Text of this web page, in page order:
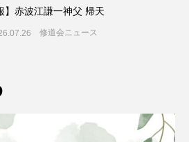
】赤波江謙一神父 帰天
修道会ニュース